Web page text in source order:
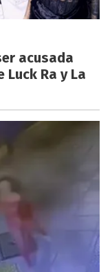
acusada
Ra y La